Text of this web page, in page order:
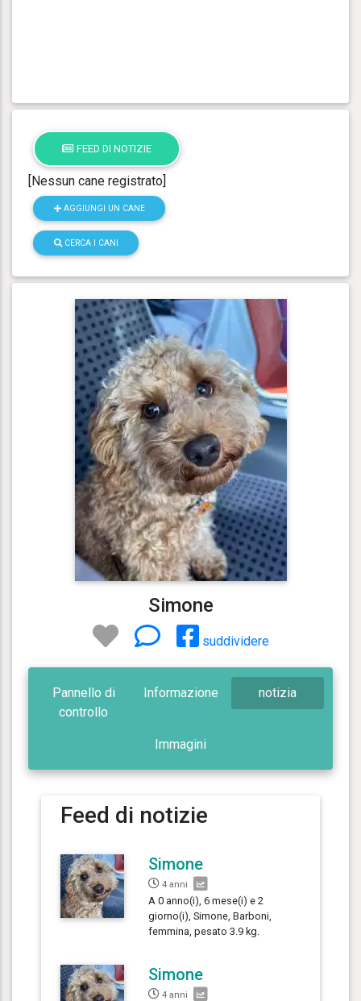
FEED DI NOTIZIE
[Nessun cane registrato]
AGGIUNGI UN CANE
CERCA I CANI
Simone
suddividere
Pannello di
controllo
Informazione notizia
Immagini
Feed di notizie
Simone
4 anni
A 0 anno(i), 6 mese(i) e 2
giorno(i), Simone, Barboni,
femmina, pesato 3.9 kg.
Simone
4 anni